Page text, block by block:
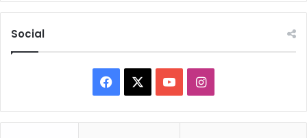
Social
Facebook YouTubeInstagram